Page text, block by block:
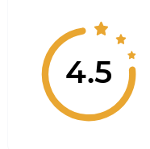
4.5